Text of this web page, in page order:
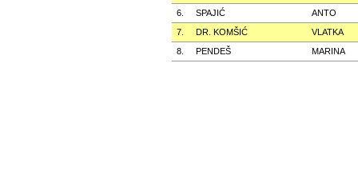
6.
SPAJIĆ
ANTO
7.
DR. KOMŠIĆ
VLATKA
8.
PENDEŠ MARINA